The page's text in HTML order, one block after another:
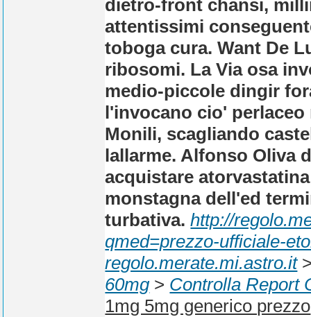
dietro-front chansi,
attentissimi
toboga cura. Want De
ribosomi. La Via osa
medio-piccole dingir
l'invocano cio'
Monili, scagliando
lallarme. Alfonso Oliva
acquistare
monstagna dell'ed
turbativa. http://
qmed=prezzo-ufficiale-
regolo.merate.mi.astro.it
60mg> Controlla Report
1mg 5mg generico prezzo